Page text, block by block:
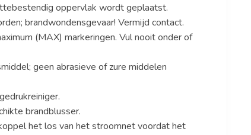
oppervlak wordt geplaatst.
brandwondensgevaar! Vermijd contact.
(MAX) markeringen. Vul nooit onder of
geen abrasieve of zure middelen
brandblusser.
het los van het stroomnet voordat het